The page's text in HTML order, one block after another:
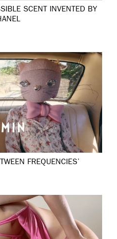
SCENT INVENTED BY
FREQUENCIES’